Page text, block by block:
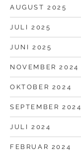
AUGUST 2025
JULI 2025
JUNI 2025
NOVEMBER 2024
OKTOBER 2024
SEPTEMBER 2024
JULI 2024
FEBRUAR 2024